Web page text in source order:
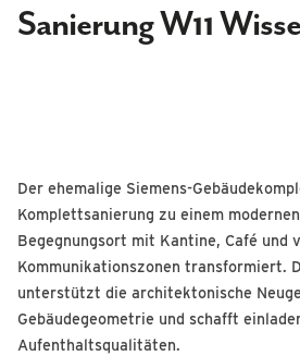
Sanierung W11
Der ehemalige Siemens-
Komplettsanierung zu einem
Begegnungsort mit Kantine, Café und
Kommunikationszonen transformiert.
unterstützt die architektonische
Gebäudegeometrie und schafft
Aufenthaltsqualitäten.